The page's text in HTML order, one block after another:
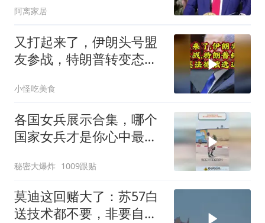
阿离家居
又打起来了，伊朗头号盟
友参战，特朗普转变态
小怪吃美食
各国女兵展示合集，哪个
国家女兵才是你心中最飒
秘密大爆炸 1009跟贴
莫迪这回赌大了：苏57白
送技术都不要，非要自己